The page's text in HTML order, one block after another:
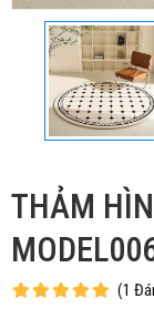
THẢM
(1